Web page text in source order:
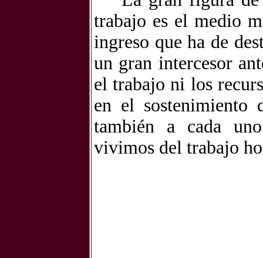
trabajo es el medio
ingreso que ha de
un gran intercesor
el trabajo ni los
en el
también a cada
vivimos del trabajo